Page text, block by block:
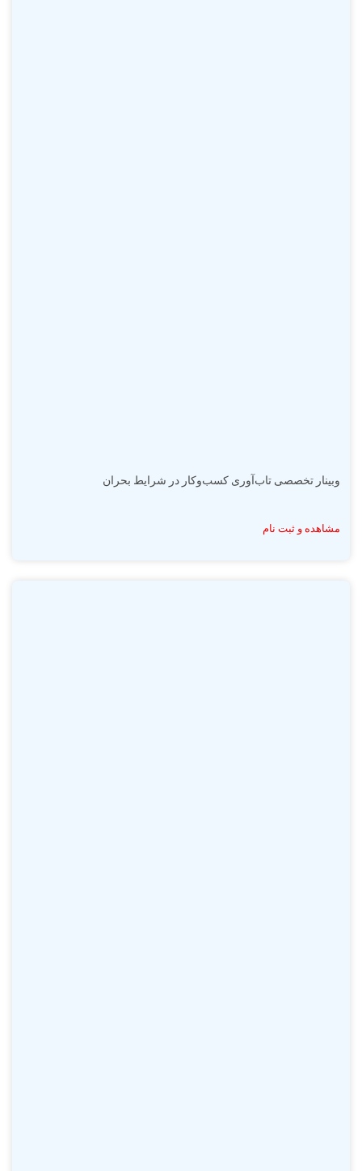
وبینار تخصصی تاب‌آوری کسب‌وکار در شرایط بحران
مشاهده و ثبت نام